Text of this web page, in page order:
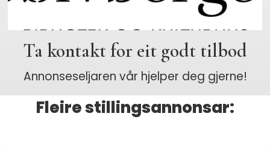
Ta kontakt for eit godt tilbod
Annonseseljaren vår hjelper deg gjerne!
Fleire stillingsannonsar: